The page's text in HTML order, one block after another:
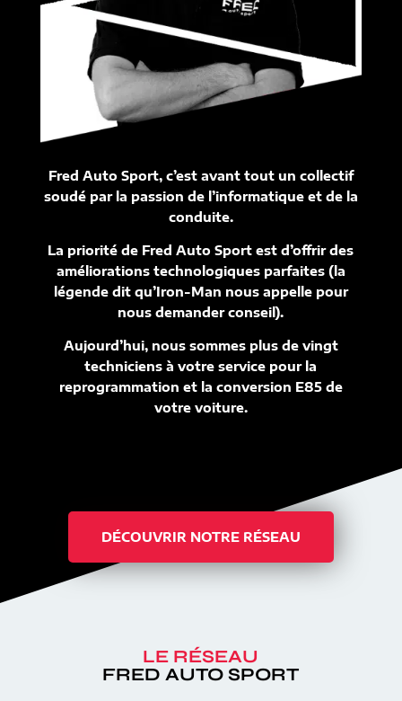
Fred Auto Sport, c’est avant tout un collectif
soudé par la passion de l’informatique et de la
conduite.
La priorité de Fred Auto Sport est d’offrir des
améliorations technologiques parfaites (la
légende dit qu’Iron-Man nous appelle pour
nous demander conseil).
Aujourd’hui, nous sommes plus de vingt
techniciens à votre service pour la
reprogrammation et la conversion E85 de
votre voiture.
DÉCOUVRIR NOTRE RÉSEAU
LE RÉSEAU
FRED AUTO SPORT